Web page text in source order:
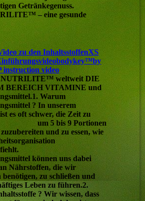
Getränkegenuss.
– eine gesunde
zu den InhaltsstoffenXS
bodykey™by
video
NUTRILITE™ weltweit DIE
BEREICH VITAMINE und
Warum
? In unserem
es oft schwer, die Zeit zu
5 bis 9 Portionen
und zu essen, wie
können uns dabei
an Nährstoffen, die wir
zu schließen und
Leben zu führen.2.
? Wir wissen, dass